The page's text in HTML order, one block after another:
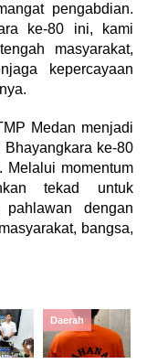
pengabdian.
ke-80 ini, kami
masyarakat,
kepercayaan
Medan menjadi
ke-80
momentum
tekad untuk
dengan
bangsa,
Daerah